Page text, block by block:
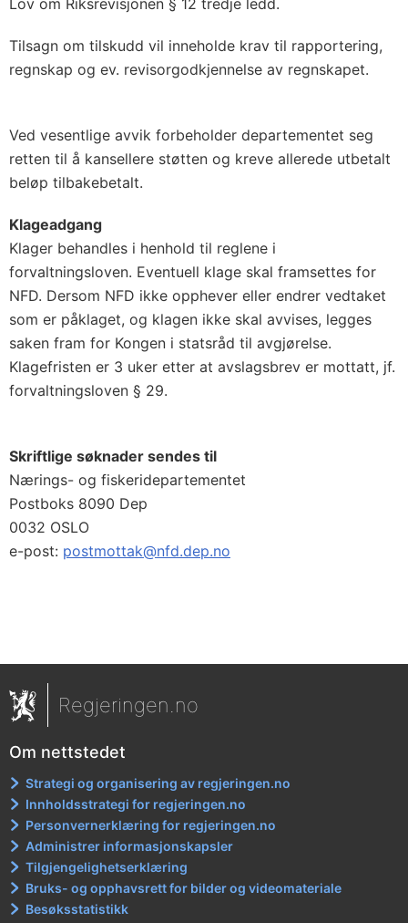
Lov om Riksrevisjonen § 12 tredje ledd.
Tilsagn om tilskudd vil inneholde krav til rapportering,
regnskap og ev. revisorgodkjennelse av regnskapet.
Ved vesentlige avvik forbeholder departementet seg
retten til å kansellere støtten og kreve allerede utbetalt
beløp tilbakebetalt.
Klageadgang
Klager behandles i henhold til reglene i
forvaltningsloven. Eventuell klage skal framsettes for
NFD. Dersom NFD ikke opphever eller endrer vedtaket
som er påklaget, og klagen ikke skal avvises, legges
saken fram for Kongen i statsråd til avgjørelse.
Klagefristen er 3 uker etter at avslagsbrev er mottatt, jf.
forvaltningsloven § 29.
Skriftlige søknader sendes til
Nærings- og fiskeridepartementet
Postboks 8090 Dep
0032 OSLO
e-post: postmottak@nfd.dep.no
Regjeringen.no
Om nettstedet
Strategi og organisering av regjeringen.no
Innholdsstrategi for regjeringen.no
Personvernerklæring for regjeringen.no
Administrer informasjonskapsler
Tilgjengelighetserklæring
Bruks- og opphavsrett for bilder og videomateriale
Besøksstatistikk